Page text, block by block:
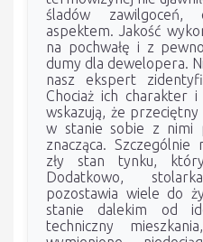
śladów
aspektem. Jakość
na pochwałę i z
dumy dla dewelopera.
nasz ekspert
Chociaż ich charakter i
wskazują, że
w stanie sobie z nimi
znacząca.
zły stan tynku,
Dodatkowo,
pozostawia wiele do
stanie dalekim od
techniczny